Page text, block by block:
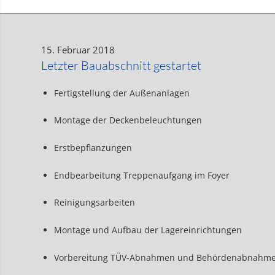
15. Februar 2018
Letzter Bauabschnitt gestartet
Fertigstellung der Außenanlagen
Montage der Deckenbeleuchtungen
Erstbepflanzungen
Endbearbeitung Treppenaufgang im Foyer
Reinigungsarbeiten
Montage und Aufbau der Lagereinrichtungen
Vorbereitung TÜV-Abnahmen und